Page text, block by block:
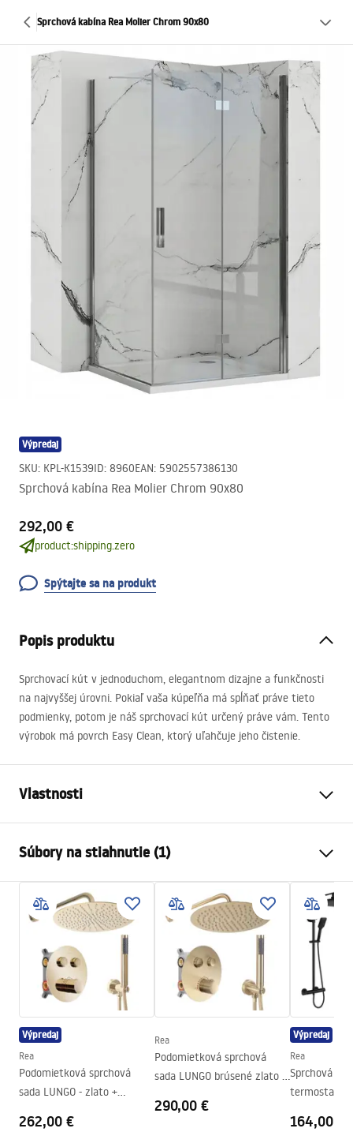
Sprchová kabína Rea Molier Chrom 90x80
Výpredaj
SKU: KPL-K1539ID: 8960EAN: 5902557386130
Sprchová kabína Rea Molier Chrom 90x80
292,00 €
product:shipping.zero
Spýtajte sa na produkt
Popis produktu
Sprchovací kút v jednoduchom, elegantnom dizajne a funkčnosti
na najvyššej úrovni. Pokiaľ vaša kúpeľňa má spĺňať práve tieto
podmienky, potom je náš sprchovací kút určený práve vám. Tento
výrobok má povrch Easy Clean, ktorý uľahčuje jeho čistenie.
Vlastnosti
Farba
Typ kabíny
Roh
Farba skla
Transparent 6mm
Spôsob otvárania
Skladací
zhromaždenie
Na detskom bazéne resp
Výška
1900mm
Záruka
Poťah Easy Clean
Áno, na jednej strane pohára
Súbory na stiahnutie (1)
shower manual
shower manual.pdf
Výpredaj
Rea
Podomietková sprchová
sada LUNGO - zlato +
262,00 €
Rea
Podomietková sprchová
sada LUNGO brúsené zlato +
290,00 €
Výpredaj
Rea
Sprchová
termostatom
164,00 €